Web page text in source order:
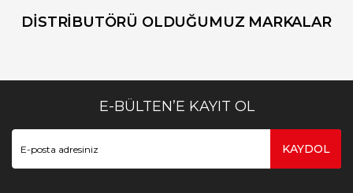
DİSTRİBUTÖRÜ OLDUĞUMUZ MARKALAR
E-BÜLTEN’E KAYIT OL
KAYDOL